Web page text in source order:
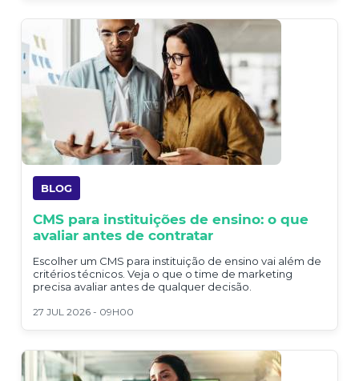
BLOG
CMS para instituições de ensino: o que
avaliar antes de contratar
Escolher um CMS para instituição de ensino vai além de
critérios técnicos. Veja o que o time de marketing
precisa avaliar antes de qualquer decisão.
27 JUL 2026 - 09H00